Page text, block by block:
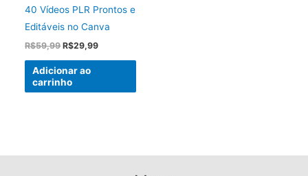
40 Vídeos PLR Prontos e
Editáveis no Canva
R$59,99O
original
era:
R$59,99.
R$29,99O
Adicionar ao
carrinho